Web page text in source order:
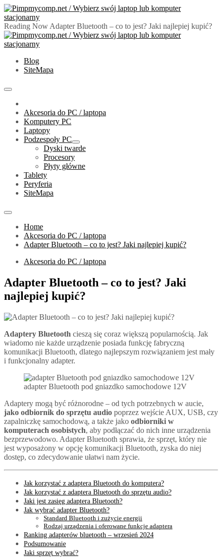
Skip
to
content
Reading Now Adapter Bluetooth – co to jest? Jaki najlepiej kupić?
Złóż/Wybierz swój laptop lub komputer stacjonarny
Blog
SiteMapa
Primary
Akcesoria do PC / laptopa
Komputery PC
Laptopy
Podzespoły PC
Show
sub
Dyski twarde
Procesory
Płyty główne
Tablety
Peryferia
SiteMapa
Home
Akcesoria do PC / laptopa
Adapter Bluetooth – co to jest? Jaki najlepiej kupić?
Akcesoria do PC / laptopa
Adapter Bluetooth – co to jest? Jaki
najlepiej kupić?
Adaptery Bluetooth cieszą się coraz większą popularnością. Jak
wiadomo nie każde urządzenie posiada funkcję fabryczną
komunikacji Bluetooth, dlatego najlepszym rozwiązaniem jest mały
i funkcjonalny adapter.
adapter Bluetooth pod gniazdko samochodowe 12V
Adaptery mogą być różnorodne – od tych potrzebnych w aucie,
jako odbiornik do sprzętu audio poprzez wejście AUX, USB, czy
zapalniczkę samochodową, a także jako odbiorniki w
komputerach osobistych, aby podłączać do nich inne urządzenia
bezprzewodowo. Adapter Bluetooth sprawia, że sprzęt, który nie
jest wyposażony w opcję komunikacji Bluetooth, zyska do niej
dostęp, co zdecydowanie ułatwi nam życie.
Jak korzystać z adaptera Bluetooth do komputera?
Jak korzystać z adaptera Bluetooth do sprzętu audio?
Jaki jest zasięg adaptera Bluetooth?
Jak wybrać adapter Bluetooth?
Standard Bluetooth i zużycie energii
Rodzaj urządzenia i oferowane funkcje adaptera
Ranking adapterów bluetooth – wrzesień 2024
Podsumowanie
Jaki sprzęt wybrać?